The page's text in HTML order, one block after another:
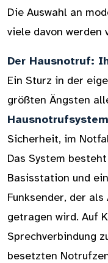
Die Auswahl an
viele davon werden
Der Hausnotruf:
Ein Sturz in der
größten Ängsten
Hausnotrufsystem
Sicherheit, im
Das System
Basisstation und
Funksender, der
getragen wird. Auf
Sprechverbindung
besetzten